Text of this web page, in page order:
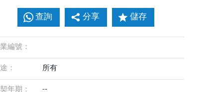
查詢 分享 儲存
編號：
： 所有
年期： --